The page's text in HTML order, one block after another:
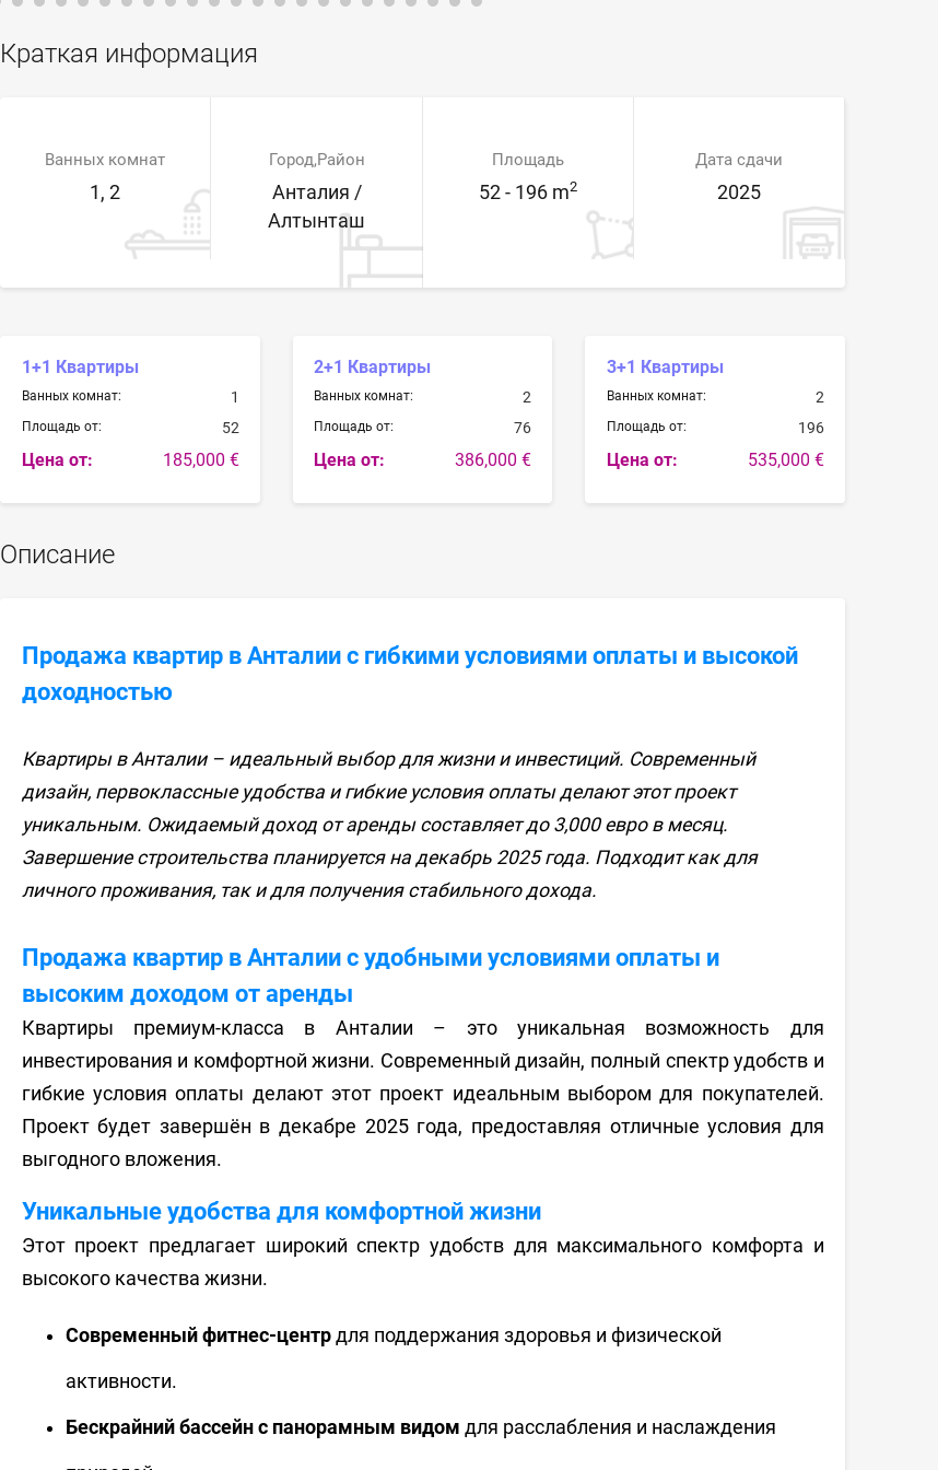
Краткая информация
Ванных комнат
1, 2
Город,Район
Анталия /
Алтынташ
Площадь
52 - 196 m2
Дата сдачи
2025
1+1 Квартиры
Ванных комнат: 1
Площадь от: 52
Цена от: 185,000 €
2+1 Квартиры
Ванных комнат: 2
Площадь от: 76
Цена от: 386,000 €
3+1 Квартиры
Ванных комнат: 2
Площадь от: 196
Цена от: 535,000 €
Описание
Продажа квартир в Анталии с гибкими условиями оплаты и высокой
доходностью
Квартиры в Анталии – идеальный выбор для жизни и инвестиций. Современный
дизайн, первоклассные удобства и гибкие условия оплаты делают этот проект
уникальным. Ожидаемый доход от аренды составляет до 3,000 евро в месяц.
Завершение строительства планируется на декабрь 2025 года. Подходит как для
личного проживания, так и для получения стабильного дохода.
Продажа квартир в Анталии с удобными условиями оплаты и
высоким доходом от аренды
Квартиры премиум-класса в Анталии – это уникальная возможность для
инвестирования и комфортной жизни. Современный дизайн, полный спектр удобств и
гибкие условия оплаты делают этот проект идеальным выбором для покупателей.
Проект будет завершён в декабре 2025 года, предоставляя отличные условия для
выгодного вложения.
Уникальные удобства для комфортной жизни
Этот проект предлагает широкий спектр удобств для максимального комфорта и
высокого качества жизни.
Современный фитнес-центрдля поддержания здоровья и физической
активности.
Бескрайний бассейн с панорамным видом для расслабления и наслаждения